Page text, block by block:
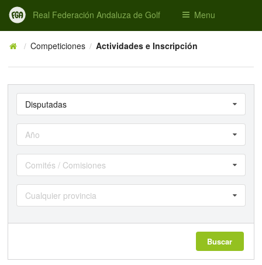
Real Federación Andaluza de Golf Menu
/ Competiciones / Actividades e Inscripción
Disputadas
Año
Comités / Comisiones
Cualquier provincia
Buscar